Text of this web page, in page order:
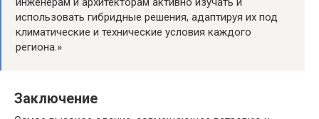
использовать гибридные решения, адаптируя их под
климатические и технические условия каждого
региона.»
Заключение